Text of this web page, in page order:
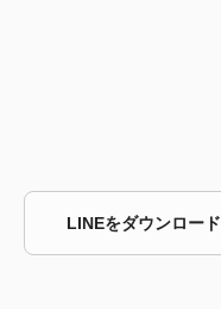
LINEをダウンロード